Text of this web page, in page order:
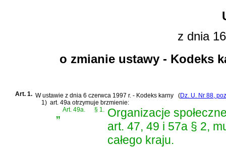
z dnia
o zmianie ustawy - Kodeks
Art. 1. Wustawie z dnia 6 czerwca 1997 r. - Kodeks karny (Dz. U. Nr 88,
1) art. 49a otrzymuje brzmienie:
„Art. 49a. § 1. Organizacje
art. 47, 49 i 57a § 2,
całego kraju.